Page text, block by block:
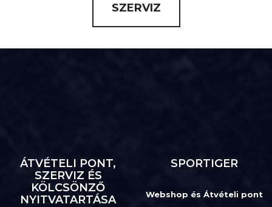
SZERVIZ
ÁTVÉTELI PONT,
SZERVIZ ÉS
KÖLCSÖNZŐ
NYITVATARTÁSA
SPORTIGER
Webshop és Átvételi pont